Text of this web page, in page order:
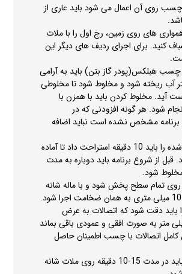
روی آن اعمال می شود باید عاری از
های روی زمین، رج اول را با ملات
کنید. برای اجرای ردیف های دیگر این
چسب هبلکس(پودر گاز بتن) باید به آرامی
8-9 لیتر آب ریخته شود و مخلوط شود تا مخلوطی
آید. مخلوط کردن باید با همزن با
شود. هر گونه افزودنی که در
برنامه مشخص نشده است نباید اضافه
ملات آماده شده را باید 10 دقیقه استراحت داد تا آماده
قبل از شروع برنامه باید دوباره به مدت
تمام سطح پخش شود و با ماله شانه
باید دقت شود که اتصالات به عرض
3 میلی متر به صورت افقی و عمودی باقی بماند
کامل اتصالات با چسب اطمینان حاصل
چسبندگی باید در مدت 15-10 دقیقه روی ملات شانه